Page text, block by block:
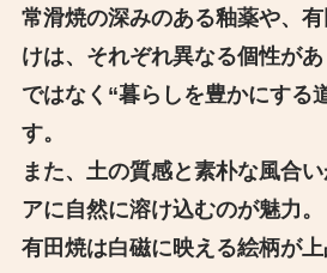
常滑焼の深みのある釉薬や、
けは、それぞれ異なる個性が
ではなく“暮らしを豊かにする
す。
また、土の質感と素朴な風合
アに自然に溶け込むのが魅力。
有田焼は白磁に映える絵柄が